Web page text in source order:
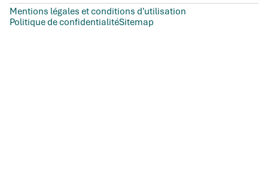
Mentions légales et conditions d'utilisation
Politique de confidentialitéSitemap